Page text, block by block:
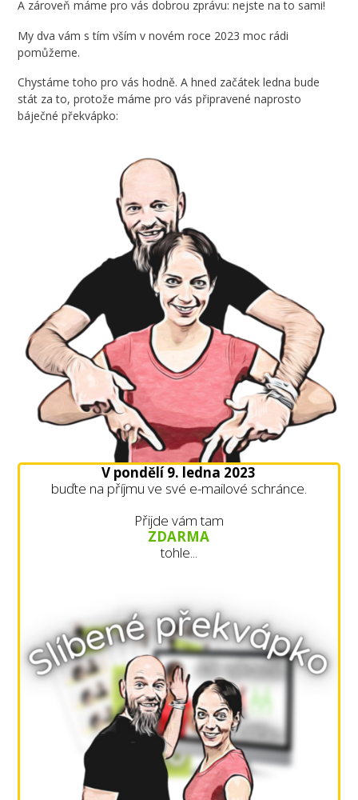
A zároveň máme pro vás dobrou zprávu: nejste na to sami!
My dva vám s tím vším v novém roce 2023 moc rádi
pomůžeme.
Chystáme toho pro vás hodně. A hned začátek ledna bude
stát za to, protože máme pro vás připravené naprosto
báječné překvápko:
V pondělí 9. ledna 2023
buďte na příjmu ve své e-mailové schránce.
Přijde vám tam
ZDARMA
tohle...